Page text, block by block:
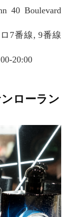
40 Boulevard
7番線, 9番線
20:00